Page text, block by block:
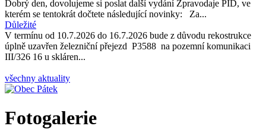
Dobrý den, dovolujeme si poslat další vydání Zpravodaje PID, ve
kterém se tentokrát dočtete následující novinky: Za...
Důležité
V termínu od 10.7.2026 do 16.7.2026 bude z důvodu rekostrukce
úplně uzavřen železniční přejezd P3588 na pozemní komunikaci
III/326 16 u skláren...
všechny aktuality
Fotogalerie